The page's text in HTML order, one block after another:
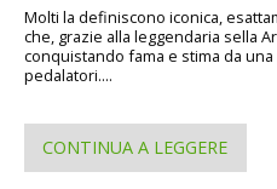
Molti la definiscono iconica,
che, grazie alla leggendaria sella
conquistando fama e stima da
pedalatori....
CONTINUA A LEGGERE